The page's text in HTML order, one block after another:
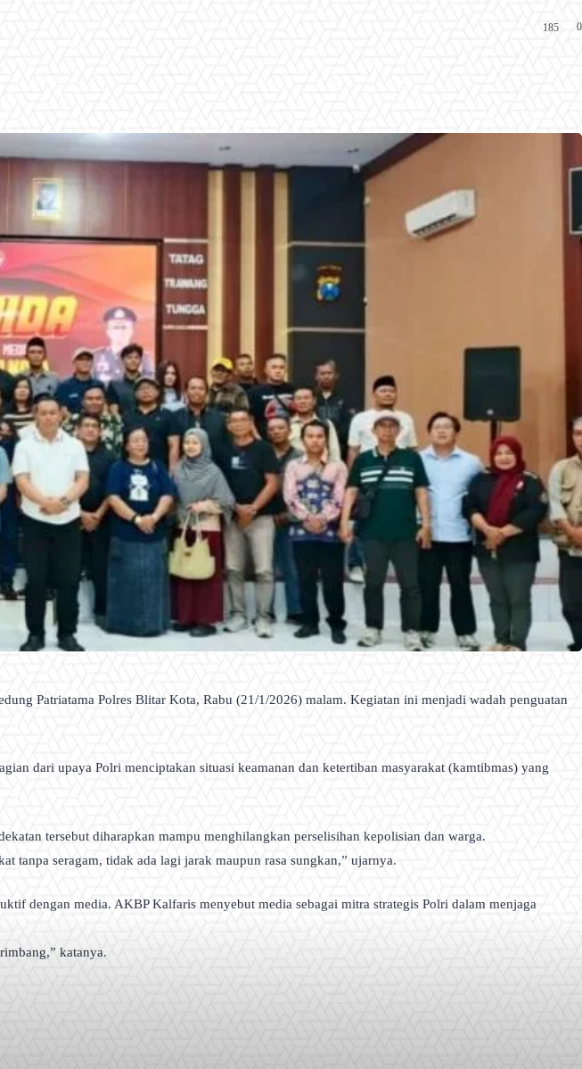
0
185
Patriatama Polres Blitar Kota, Rabu (21/1/2026) malam. Kegiatan ini menjadi wadah penguatan
dari upaya Polri menciptakan situasi keamanan dan ketertiban masyarakat (kamtibmas) yang
tersebut diharapkan mampu menghilangkan perselisihan kepolisian dan warga.
tanpa seragam, tidak ada lagi jarak maupun rasa sungkan,” ujarnya.
dengan media. AKBP Kalfaris menyebut media sebagai mitra strategis Polri dalam menjaga
katanya.